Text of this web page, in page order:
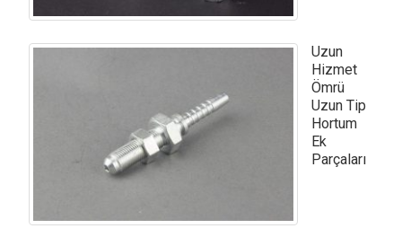
Uzun
Hizmet
Ömrü
Uzun Tip
Hortum
Ek
Parçaları